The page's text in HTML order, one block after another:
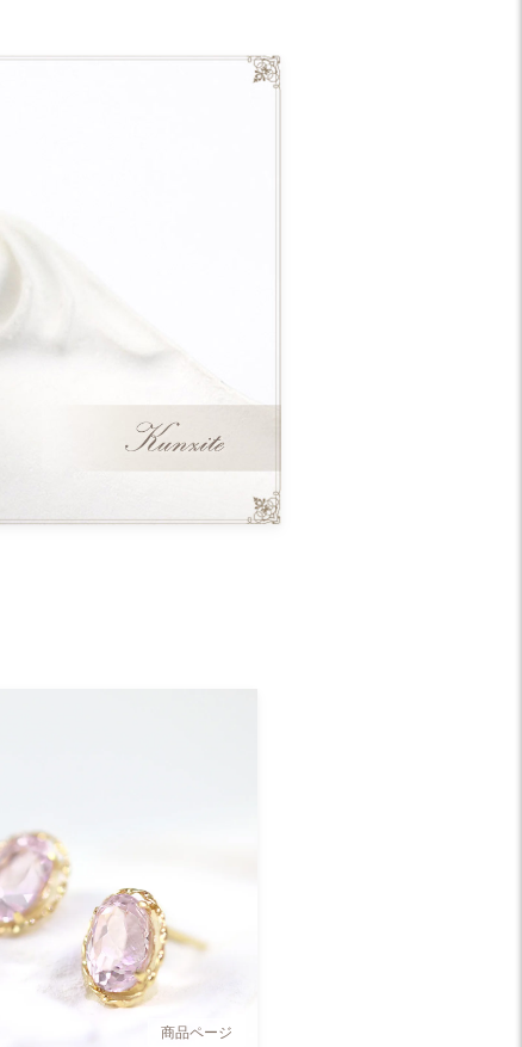
商品ページ